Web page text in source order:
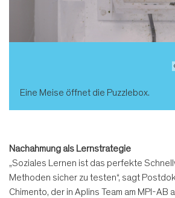
Eine Meise öffnet die Puzzlebox.
Nachahmung als Lernstrategie
„Soziales Lernen ist das perfekte
Methoden sicher zu testen“, sagt
Chimento, der in Aplins Team am MPI-AB